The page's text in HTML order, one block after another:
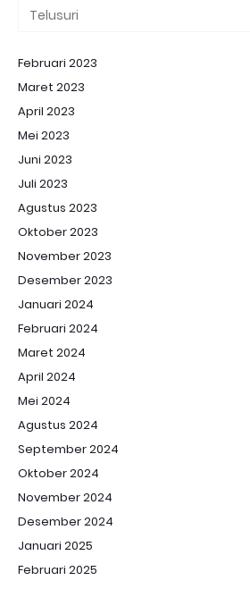
Februari 2023
Maret 2023
April 2023
Mei 2023
Juni 2023
Juli 2023
Agustus 2023
Oktober 2023
November 2023
Desember 2023
Januari 2024
Februari 2024
Maret 2024
April 2024
Mei 2024
Agustus 2024
September 2024
Oktober 2024
November 2024
Desember 2024
Januari 2025
Februari 2025